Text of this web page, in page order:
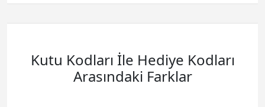
Kutu Kodları İle Hediye Kodları
Arasındaki Farklar